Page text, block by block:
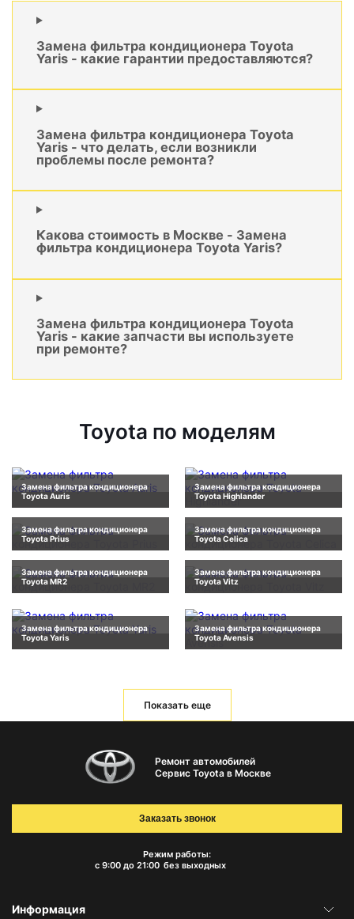
Замена фильтра кондиционера Toyota
Yaris - какие гарантии предоставляются?
Замена фильтра кондиционера Toyota
Yaris - что делать, если возникли
проблемы после ремонта?
Какова стоимость в Москве - Замена
фильтра кондиционера Toyota Yaris?
Замена фильтра кондиционера Toyota
Yaris - какие запчасти вы используете
при ремонте?
Toyota по моделям
Замена фильтра кондиционера
Toyota Auris
Замена фильтра кондиционера
Toyota Highlander
Замена фильтра кондиционера
Toyota Prius
Замена фильтра кондиционера
Toyota Celica
Замена фильтра кондиционера
Toyota MR2
Замена фильтра кондиционера
Toyota Vitz
Замена фильтра кондиционера
Toyota Yaris
Замена фильтра кондиционера
Toyota Avensis
Показать еще
Ремонт автомобилей
Сервис Toyota в Москве
Режим работы:
с 9:00 до 21:00 без выходных
Заказать звонок
Информация